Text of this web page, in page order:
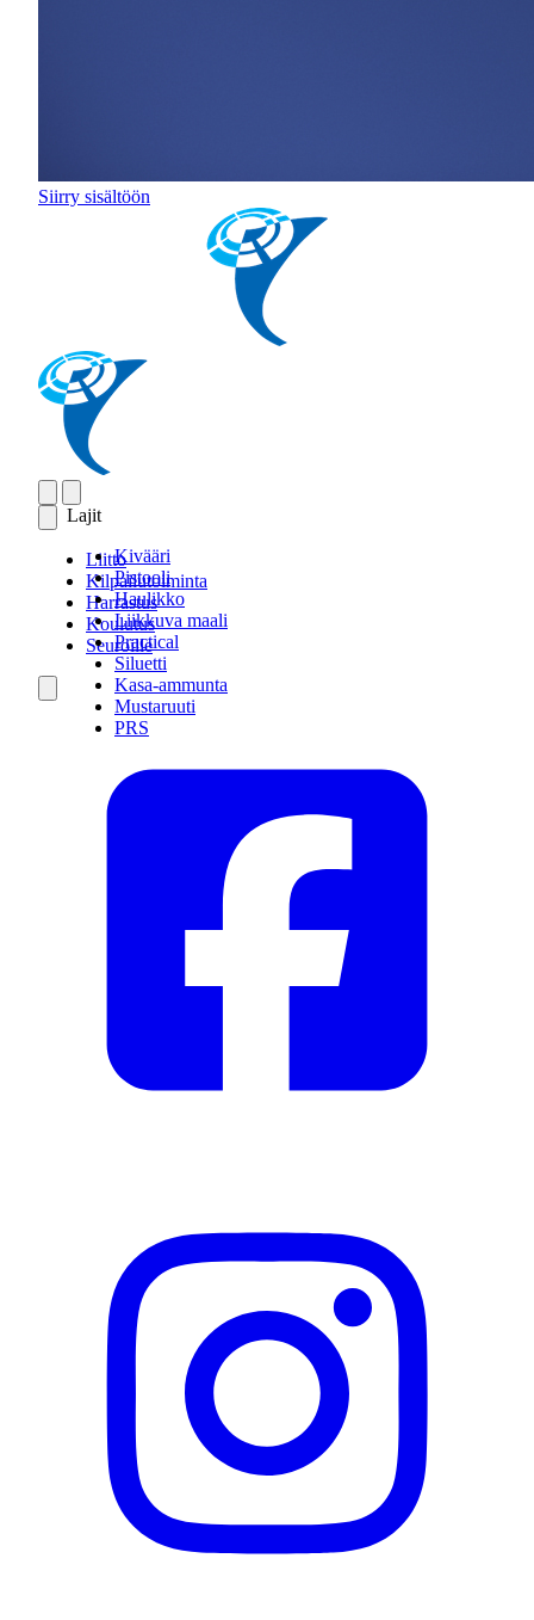
Siirry sisältöön
Lajit
Kivääri
Pistooli
Haulikko
Liikkuva maali
Practical
Siluetti
Kasa-ammunta
Mustaruuti
PRS
Liitto
Kilpailutoiminta
Harrastus
Koulutus
Seuroille